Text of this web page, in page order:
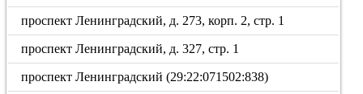
проспект Ленинградский, д. 273, корп. 2, стр. 1
проспект Ленинградский, д. 327, стр. 1
проспект Ленинградский (29:22:071502:838)